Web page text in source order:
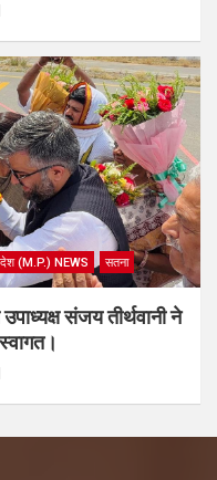
(M.P.) NEWS सतना
संजय तीर्थवानी ने